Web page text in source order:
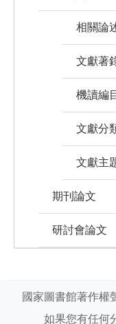
相關論
文獻著
機讀編
文獻分
文獻主
期刊論文
研討會論文
國家圖書館著作權
如果您有任何